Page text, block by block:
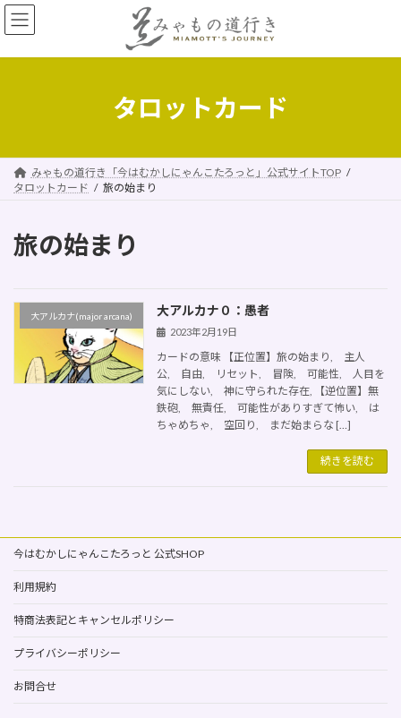
コ
ン
ン
ナ
ビ
ー
タロットカード
みゃもの道行き「今はむかしにゃんこたろっと」公式サイトTOP
タロットカード
旅の始まり
旅の始まり
大アルカナ(major arcana) 大アルカナ０：愚者
2023年2月19日
カードの意味 【正位置】旅の始まり, 主人
公, 自由, リセット, 冒険, 可能性, 人目を
気にしない, 神に守られた存在, 【逆位置】無
鉄砲, 無責任, 可能性がありすぎて怖い, は
ちゃめちゃ, 空回り, まだ始まらな […]
続きを読む
今はむかしにゃんこたろっと 公式SHOP
利用規約
特商法表記とキャンセルポリシー
プライバシーポリシー
お問合せ